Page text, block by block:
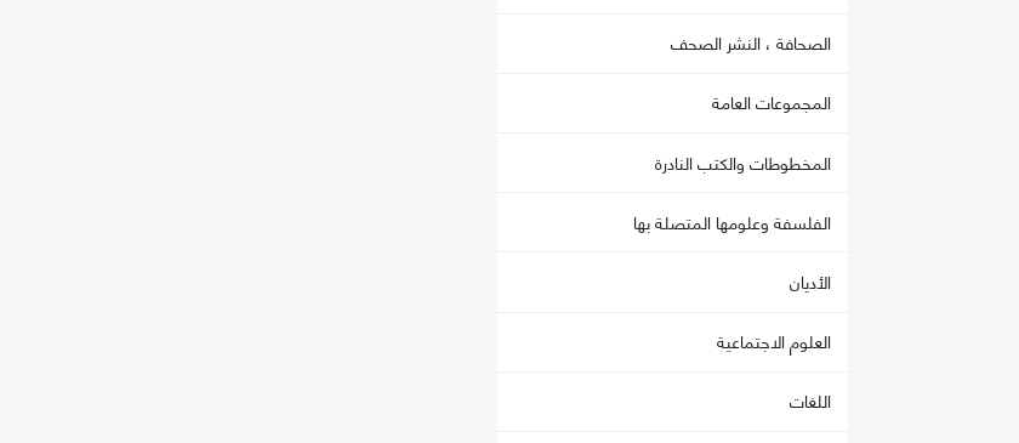
الصحافة ، النشر الصحف
المجموعات العامة
المخطوطات والكتب النادرة
الفلسفة وعلومها المتصلة بها
الأديان
العلوم الاجتماعية
اللغات